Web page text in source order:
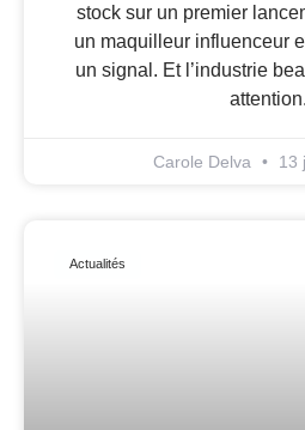
stock sur un premier
un maquilleur influenceur
un signal. Et l’industrie
attention.
Carole Delva 13
Actualités